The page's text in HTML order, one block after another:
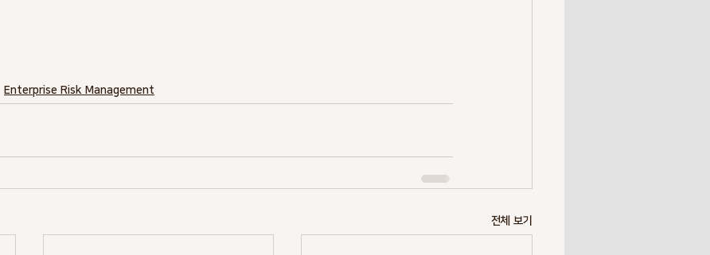
Enterprise Risk Management
전체 보기